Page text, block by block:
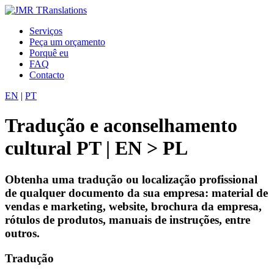
Serviços
Peça um orçamento
Porquê eu
FAQ
Contacto
EN | PT
Tradução e aconselhamento
cultural PT | EN > PL
Obtenha uma tradução ou localização profissional
de qualquer documento da sua empresa: material de
vendas e marketing, website, brochura da empresa,
rótulos de produtos, manuais de instruções, entre
outros.
Tradução